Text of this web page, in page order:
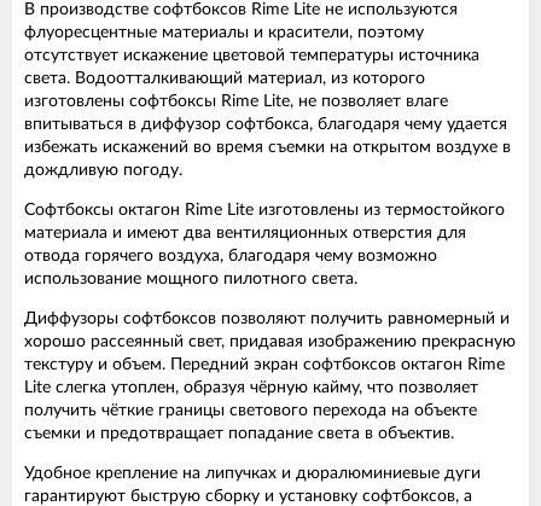
В производстве софтбоксов Rime Lite не используются
флуоресцентные материалы и красители, поэтому
отсутствует искажение цветовой температуры источника
света. Водоотталкивающий материал, из которого
изготовлены софтбоксы Rime Lite, не позволяет влаге
впитываться в диффузор софтбокса, благодаря чему удается
избежать искажений во время съемки на открытом воздухе в
дождливую погоду.
Софтбоксы октагон Rime Lite изготовлены из термостойкого
материала и имеют два вентиляционных отверстия для
отвода горячего воздуха, благодаря чему возможно
использование мощного пилотного света.
Диффузоры софтбоксов позволяют получить равномерный и
хорошо рассеянный свет, придавая изображению прекрасную
текстуру и объем. Передний экран софтбоксов октагон Rime
Lite слегка утоплен, образуя чёрную кайму, что позволяет
получить чёткие границы светового перехода на объекте
съемки и предотвращает попадание света в объектив.
Удобное крепление на липучках и дюралюминиевые дуги
гарантируют быструю сборку и установку софтбоксов, а